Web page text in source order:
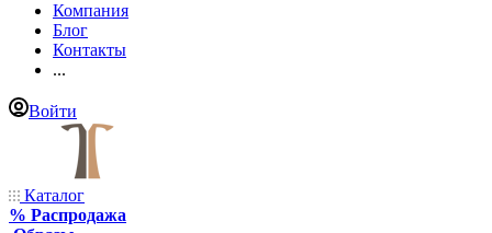
Компания
Блог
Контакты
...
Войти
Каталог
% Распродажа